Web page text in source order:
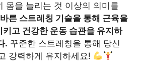
몸을 늘리는 것 이상의 의미를
른 스트레칭 기술을 통해 근육을
고 건강한 운동 습관을 유지하
. 꾸준한 스트레칭을 통해 당신
강력하게 유지하세요!